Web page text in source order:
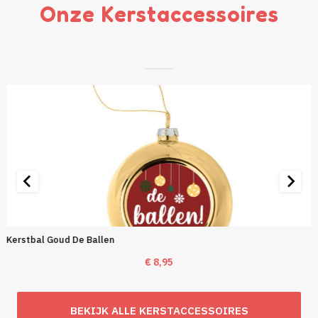
Onze Kerstaccessoires
Kerstbal Goud De Ballen
€8,95
BEKIJK ALLE KERSTACCESSOIRES